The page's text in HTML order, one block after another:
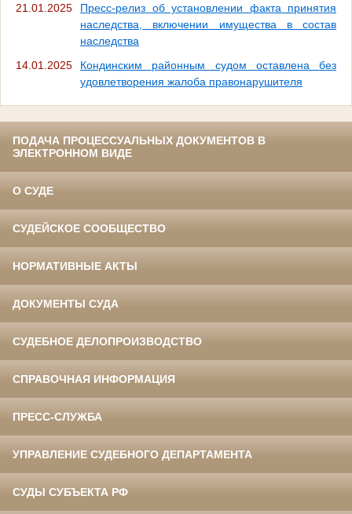
21.01.2025
Пресс-релиз об установлении факта принятия
наследства, включении имущества в состав
наследства
14.01.2025
Кондинским районным судом оставлена без
удовлетворения жалоба правонарушителя
ПОДАЧА ПРОЦЕССУАЛЬНЫХ ДОКУМЕНТОВ В
ЭЛЕКТРОННОМ ВИДЕ
О СУДЕ
СУДЕЙСКОЕ СООБЩЕСТВО
НОРМАТИВНЫЕ АКТЫ
ДОКУМЕНТЫ СУДА
СУДЕБНОЕ ДЕЛОПРОИЗВОДСТВО
СПРАВОЧНАЯ ИНФОРМАЦИЯ
ПРЕСС-СЛУЖБА
УПРАВЛЕНИЕ СУДЕБНОГО ДЕПАРТАМЕНТА
СУДЫ СУБЪЕКТА РФ